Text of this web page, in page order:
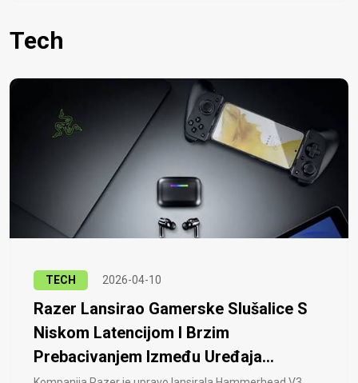
Tech
TECH 2026-04-10
Razer Lansirao Gamerske Slušalice S
Niskom Latencijom I Brzim
Prebacivanjem Između Uređaja...